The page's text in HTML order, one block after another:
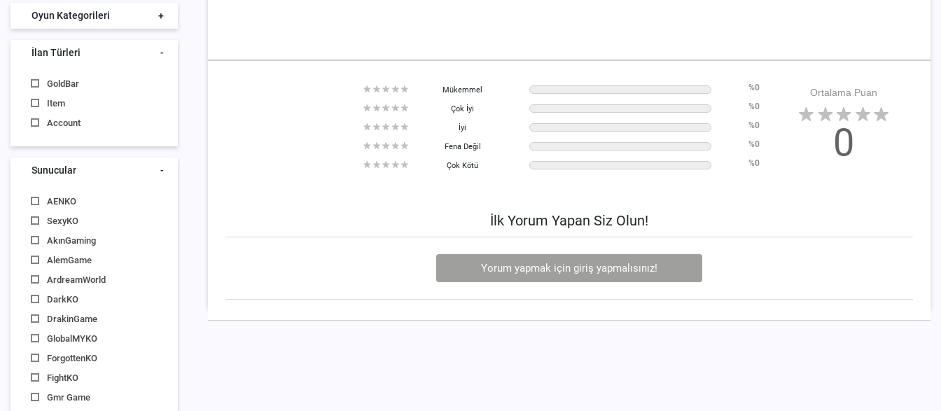
Oyun Kategorileri +
İlan Türleri -
GoldBar
Item
Account
Sunucular -
AENKO
SexyKO
AkınGaming
AlemGame
ArdreamWorld
DarkKO
DrakinGame
GlobalMYKO
ForgottenKO
FightKO
Gmr Game
Mükemmel %0
Çok İyi %0
İyi %0
Fena Değil %0
Çok Kötü %0
Ortalama Puan
0
İlk Yorum Yapan Siz Olun!
Yorum yapmak için giriş yapmalısınız!